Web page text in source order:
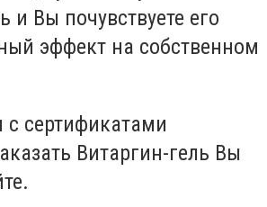
и Вы почувствуете его
эффект на собственном
с сертификатами
Витаргин-гель Вы